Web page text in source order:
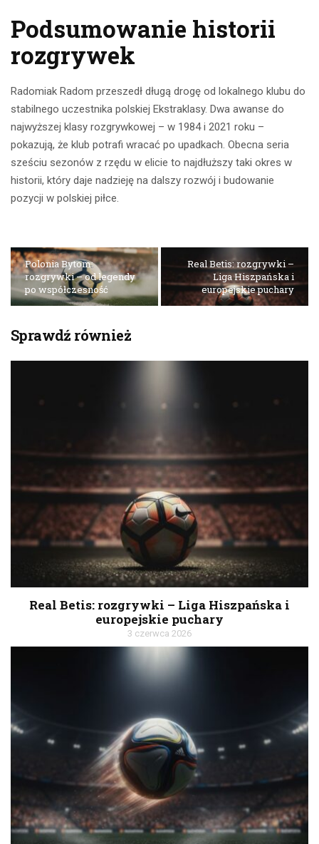
Podsumowanie historii
rozgrywek
Radomiak Radom przeszedł długą drogę od lokalnego klubu do
stabilnego uczestnika polskiej Ekstraklasy. Dwa awanse do
najwyższej klasy rozgrywkowej – w 1984 i 2021 roku –
pokazują, że klub potrafi wracać po upadkach. Obecna seria
sześciu sezonów z rzędu w elicie to najdłuższy taki okres w
historii, który daje nadzieję na dalszy rozwój i budowanie
pozycji w polskiej piłce.
Polonia Bytom:
rozgrywki – od legendy
po współczesność
Real Betis: rozgrywki –
Liga Hiszpańska i
europejskie puchary
Sprawdź również
Real Betis: rozgrywki – Liga Hiszpańska i
europejskie puchary
3 czerwca 2026